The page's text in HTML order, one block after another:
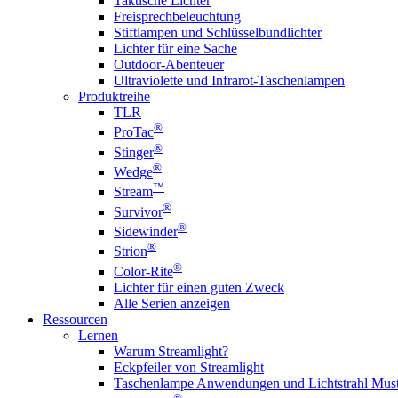
Freisprechbeleuchtung
Stiftlampen und Schlüsselbundlichter
Lichter für eine Sache
Outdoor-Abenteuer
Ultraviolette und Infrarot-Taschenlampen
Produktreihe
TLR
ProTac®
Stinger®
Wedge®
Stream™
Survivor®
Sidewinder®
Strion®
Color-Rite®
Lichter für einen guten Zweck
Alle Serien anzeigen
Ressourcen
Lernen
Warum Streamlight?
Eckpfeiler von Streamlight
Taschenlampe Anwendungen und Lichtstrahl